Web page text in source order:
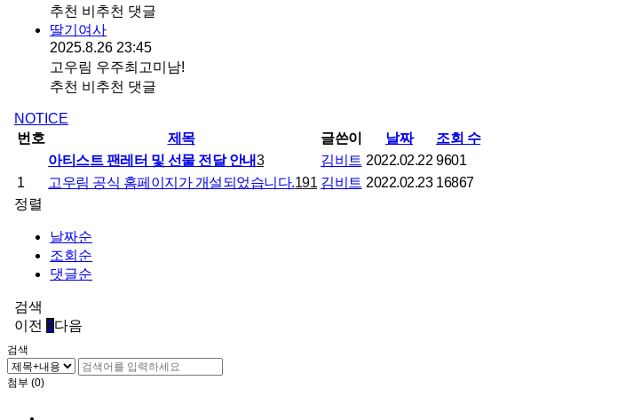
추천 비추천 댓글
딸기여사
2025.8.26 23:45
고우림 우주최고미남!
추천 비추천 댓글
NOTICE
번호
제목 글쓴이 날짜
조회 수
아티스트 팬레터 및 선물 전달 안내3 김비트 2022.02.22 9601
1
고우림 공식 홈페이지가 개설되었습니다.191 김비트 2022.02.23 16867
정렬
날짜순
조회순
댓글순
검색
이전 1다음
검색
첨부 (0)